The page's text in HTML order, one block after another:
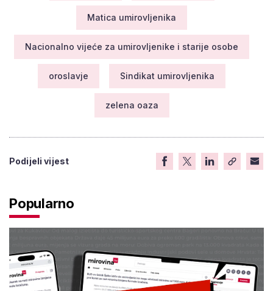
Matica umirovljenika
Nacionalno vijeće za umirovljenike i starije osobe
oroslavje Sindikat umirovljenika
zelena oaza
Podijeli vijest
Popularno